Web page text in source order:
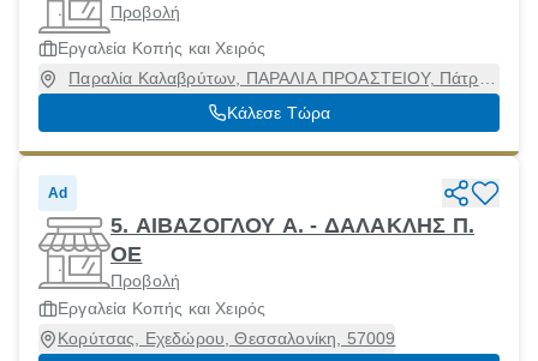
Προβολή
Εργαλεία Κοπής και Χειρός
Παραλία Καλαβρύτων, ΠΑΡΑΛΙΑ ΠΡΟΑΣΤΕΙΟΥ, Πάτρα
[Δήμος], Αχαϊα, 26500
Κάλεσε Τώρα
Ad
5. ΑΙΒΑΖΟΓΛΟΥ Α. - ΔΑΛΑΚΛΗΣ Π.
ΟΕ
Προβολή
Εργαλεία Κοπής και Χειρός
Κορύτσας, Εχεδώρου, Θεσσαλονίκη, 57009